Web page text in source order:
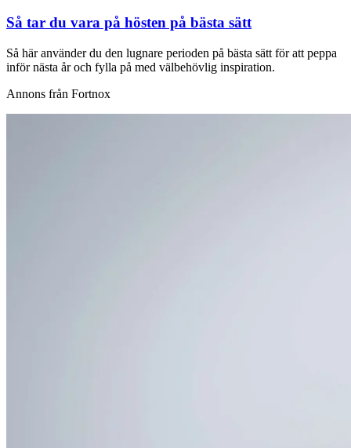
Så tar du vara på hösten på bästa sätt
Så här använder du den lugnare perioden på bästa sätt för att peppa
inför nästa år och fylla på med välbehövlig inspiration.
Annons från Fortnox